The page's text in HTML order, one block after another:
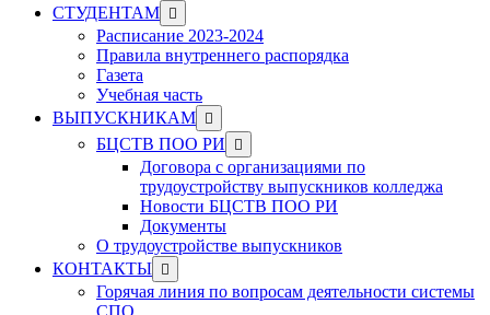
СТУДЕНТАМ Show
sub
menu
Расписание 2023-2024
Правила внутреннего распорядка
Газета
Учебная часть
ВЫПУСКНИКАМ Show
sub
menu
БЦСТВ ПОО РИ
Show
sub
menu
Договора с организациями по
трудоустройству выпускников колледжа
Новости БЦСТВ ПОО РИ
Документы
О трудоустройстве выпускников
КОНТАКТЫ Show
sub
menu
Горячая линия по вопросам деятельности системы
СПО